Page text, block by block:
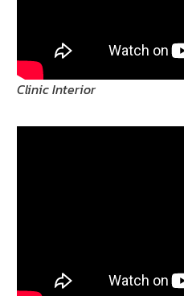
Clinic Interior